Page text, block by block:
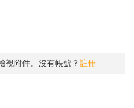
視附件。沒有帳號？註冊